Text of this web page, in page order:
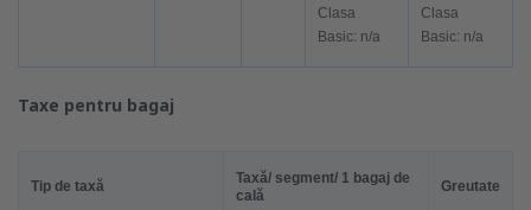
Clasa
Basic: n/a
Clasa
Basic: n/a
Taxe pentru bagaj
Tip de taxă
Taxă/ segment/ 1 bagaj de
cală
Greutate